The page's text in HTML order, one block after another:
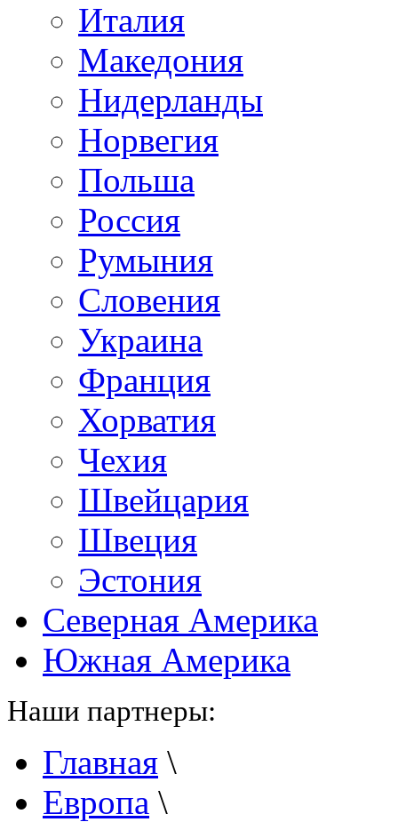
Италия
Македония
Нидерланды
Норвегия
Польша
Россия
Румыния
Словения
Украина
Франция
Хорватия
Чехия
Швейцария
Швеция
Эстония
Северная Америка
Южная Америка
Наши партнеры:
Главная \
Европа \